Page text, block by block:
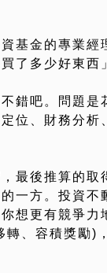
基金的專業經
了多少好東西
錯吧。問題是
位、財務分析
最後推算的取
一方。投資不
想更有競爭力
、容積獎勵)